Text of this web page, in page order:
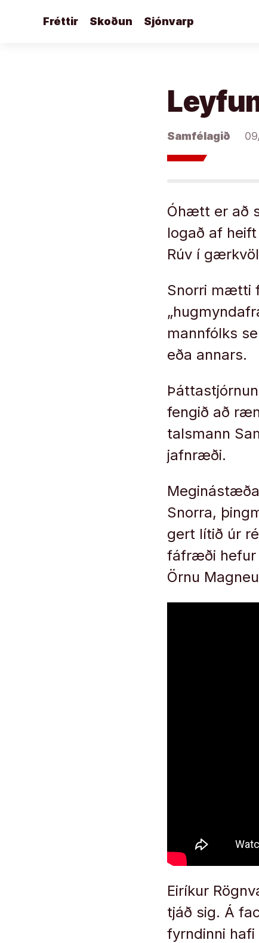
Fréttir Skoðun Sjónvarp
Samfélagið
Óhætt er að
logað af
Rúv í
Snorri mætti
mannfólks
eða annars.
fengið að
talsmann
jafnræði.
Snorra,
gert lítið úr
fáfræði hefur
Örnu
Eiríkur
tjáð sig. Á
fyrndinni